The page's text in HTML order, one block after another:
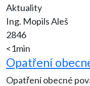
Aktuality
Ing. Mopils Aleš
2846
<1min
Opatření
Opatření obecné